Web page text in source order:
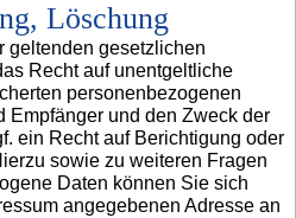
Löschung
geltenden gesetzlichen
Recht auf unentgeltliche
personenbezogenen
Empfänger und den Zweck der
ein Recht auf Berichtigung oder
sowie zu weiteren Fragen
Daten können Sie sich
angegebenen Adresse an